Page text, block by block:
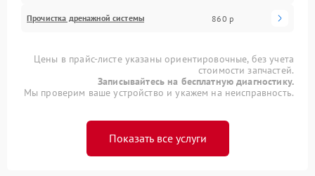
Прочистка дренажной системы 860 р
Цены в прайс-листе указаны ориентировочные, без учета
стоимости запчастей.
Записывайтесь на бесплатную диагностику.
Мы проверим ваше устройство и укажем на неисправность.
Показать все услуги